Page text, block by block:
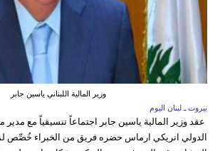
وزير المالية اللبناني ياسين جابر
بيروت ـ لبنان اليوم
عقد وزير المالية ياسين جابر اجتماعاً تنسيقياً مع
الدولي انريكي ارماس حضره فريق من الخبراء خُصِّص